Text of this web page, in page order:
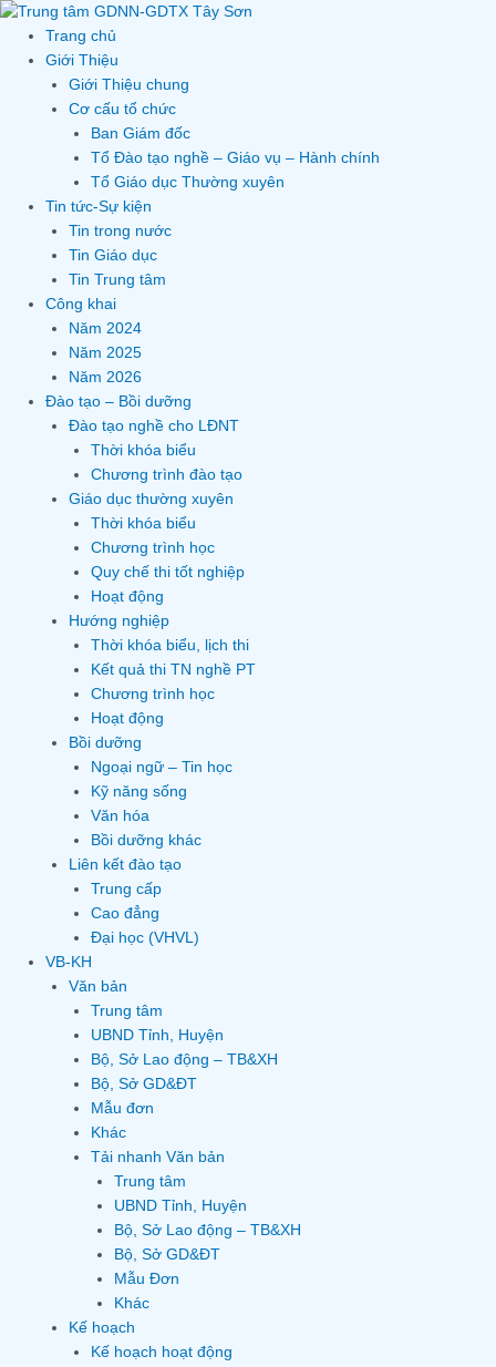
Skip
content
Trang chủ
Giới Thiệu
Giới Thiệu chung
Cơ cấu tổ chức
Ban Giám đốc
Tổ Đào tạo nghề – Giáo vụ – Hành chính
Tổ Giáo dục Thường xuyên
Tin tức-Sự kiện
Tin trong nước
Tin Giáo dục
Tin Trung tâm
Công khai
Năm 2024
Năm 2025
Năm 2026
Đào tạo – Bồi dưỡng
Đào tạo nghề cho LĐNT
Thời khóa biểu
Chương trình đào tạo
Giáo dục thường xuyên
Thời khóa biểu
Chương trình học
Quy chế thi tốt nghiệp
Hoạt động
Hướng nghiệp
Thời khóa biểu, lịch thi
Kết quả thi TN nghề PT
Chương trình học
Hoạt động
Bồi dưỡng
Ngoại ngữ – Tin học
Kỹ năng sống
Văn hóa
Bồi dưỡng khác
Liên kết đào tạo
Trung cấp
Cao đẳng
Đại học (VHVL)
VB-KH
Văn bản
Trung tâm
UBND Tỉnh, Huyện
Bộ, Sở Lao động – TB&XH
Bộ, Sở GD&ĐT
Mẫu đơn
Khác
Tải nhanh Văn bản
Trung tâm
UBND Tỉnh, Huyện
Bộ, Sở Lao động – TB&XH
Bộ, Sở GD&ĐT
Mẫu Đơn
Khác
Kế hoạch
Kế hoạch hoạt động